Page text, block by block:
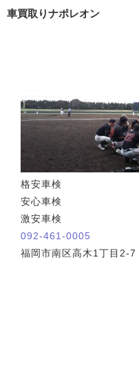
車買取りナポレオン
格安車検
安心車検
激安車検
092-461-0005
福岡市南区高木1丁目2-7